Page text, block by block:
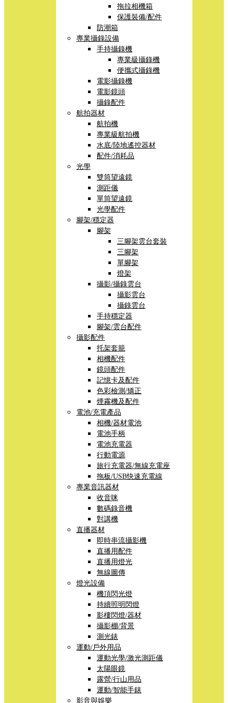
拖拉相機箱
保護裝備/配件
防潮箱
專業攝錄設備
手持攝錄機
專業級攝錄機
便攜式攝錄機
電影攝錄機
電影鏡頭
攝錄配件
航拍器材
航拍機
專業級航拍機
水底/陸地遙控器材
配件/消耗品
光學
雙筒望遠鏡
測距儀
單筒望遠鏡
光學配件
腳架/穩定器
腳架
三腳架雲台套裝
三腳架
單腳架
燈架
攝影/攝錄雲台
攝影雲台
攝錄雲台
手持穩定器
腳架/雲台配件
攝影配件
托架套籠
相機配件
鏡頭配件
記憶卡及配件
色彩檢測/矯正
煙霧機及配件
電池/充電產品
相機/器材電池
電池手柄
電池充電器
行動電源
旅行充電器/無線充電座
拖板/USB快速充電線
專業音訊器材
收音咪
數碼錄音機
對講機
直播器材
即時串流攝影機
直播用配件
直播用燈光
無線圖傳
燈光設備
機頂閃光燈
持續照明閃燈
影樓閃燈/器材
攝影棚/背景
測光錶
運動/戶外用品
運動光學/激光測距儀
太陽眼鏡
露營/行山用品
運動/智能手錶
影音與娛樂